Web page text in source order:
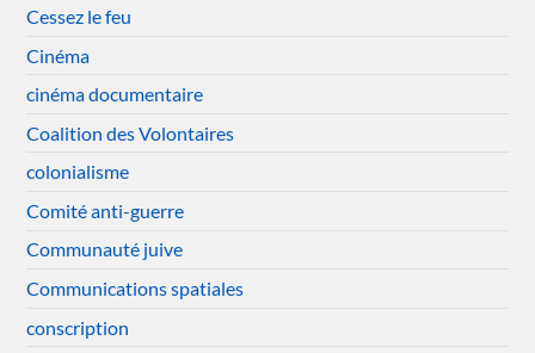
Cessez le feu
Cinéma
cinéma documentaire
Coalition des Volontaires
colonialisme
Comité anti-guerre
Communauté juive
Communications spatiales
conscription